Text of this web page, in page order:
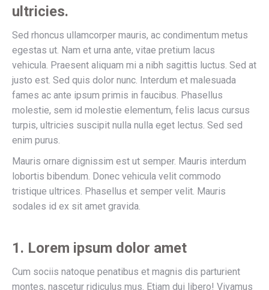
ultricies.
Sed rhoncus ullamcorper mauris, ac condimentum metus
egestas ut. Nam et urna ante, vitae pretium lacus
vehicula. Praesent aliquam mi a nibh sagittis luctus. Sed at
justo est. Sed quis dolor nunc. Interdum et malesuada
fames ac ante ipsum primis in faucibus. Phasellus
molestie, sem id molestie elementum, felis lacus cursus
turpis, ultricies suscipit nulla nulla eget lectus. Sed sed
enim purus.
Mauris ornare dignissim est ut semper. Mauris interdum
lobortis bibendum. Donec vehicula velit commodo
tristique ultrices. Phasellus et semper velit. Mauris
sodales id ex sit amet gravida.
1. Lorem ipsum dolor amet
Cum sociis natoque penatibus et magnis dis parturient
montes, nascetur ridiculus mus. Etiam dui libero! Vivamus